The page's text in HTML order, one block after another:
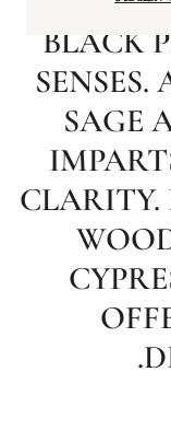
BLACK
SAGE
CLARITY.